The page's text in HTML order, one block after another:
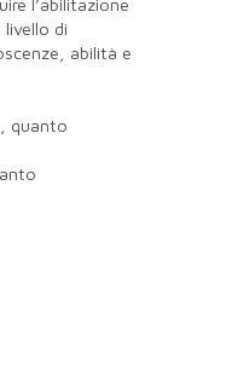
di
abilità e
quanto